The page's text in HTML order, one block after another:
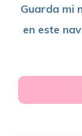
Guarda mi
en este